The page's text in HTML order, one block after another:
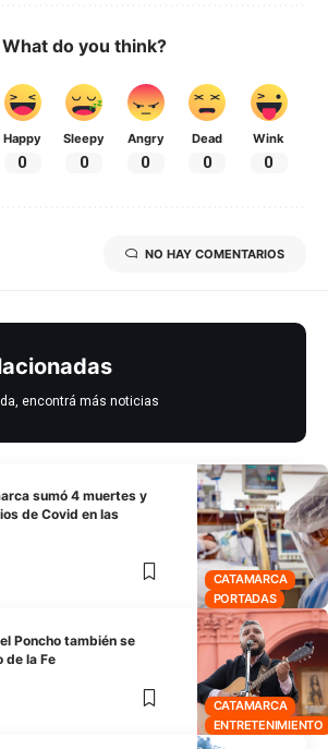
What do you think?
Happy
0
Sleepy
0
Angry
0
Dead
0
Wink
0
NO HAY COMENTARIOS
encontrá más noticias
CATAMARCA
PORTADAS
sumó 4 muertes y
de Covid en las
CATAMARCA
ENTRETENIMIENTO
Poncho también se
de la Fe